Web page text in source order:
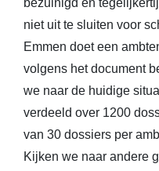
bezuinigd en
niet uit te sluiten voor
Emmen doet een
volgens het document
we naar de huidige
verdeeld over 1200
van 30 dossiers per
Kijken we naar andere